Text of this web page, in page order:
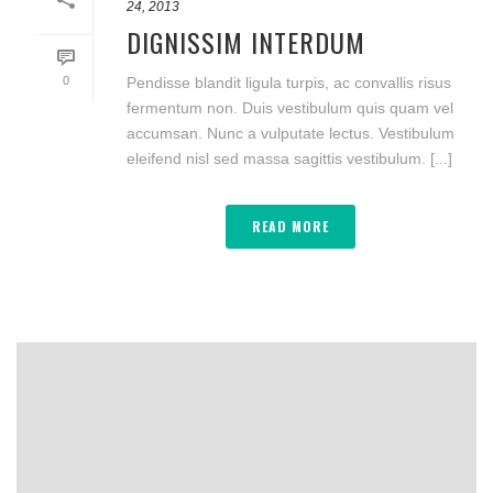
0
24, 2013
DIGNISSIM INTERDUM
Pendisse blandit ligula turpis, ac convallis risus
fermentum non. Duis vestibulum quis quam vel
accumsan. Nunc a vulputate lectus. Vestibulum
eleifend nisl sed massa sagittis vestibulum. [...]
READ MORE